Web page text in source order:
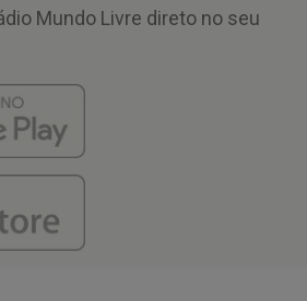
Mundo Livre direto no seu